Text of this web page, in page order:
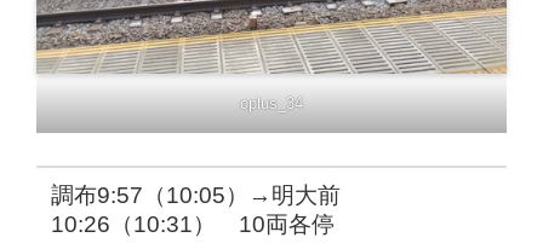
oplus_34
調布9:57（10:05）→明大前
10:26（10:31） 10両各停